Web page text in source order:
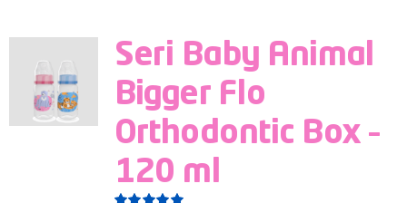
Seri Baby Animal
Bigger Flo
Orthodontic Box –
120 ml